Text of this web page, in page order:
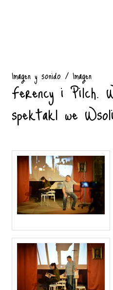
Imagen y sonido / Imagen
Ferency i Pilch.
spektakl we